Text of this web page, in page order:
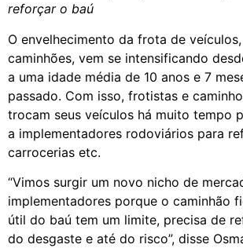
reforçar o baú
O envelhecimento da frota de
caminhões, vem se intensificando
a uma idade média de 10 anos e 7
passado. Com isso, frotistas e
trocam seus veículos há muito tempo
a implementadores rodoviários para
carrocerias etc.
“Vimos surgir um novo nicho de
implementadores porque o caminhão
útil do baú tem um limite, precisa de
do desgaste e até do risco”, disse